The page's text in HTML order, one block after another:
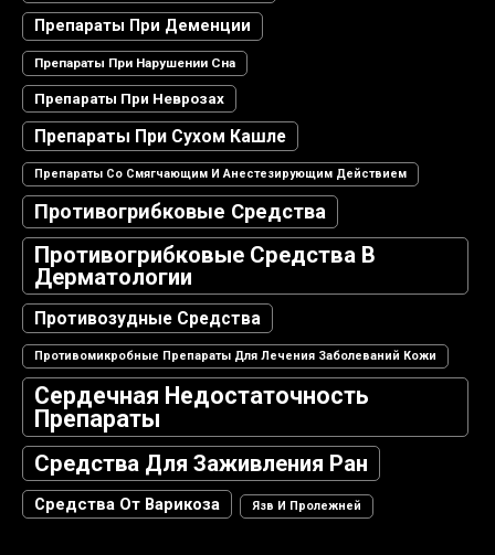
Препараты При Деменции
Препараты При Нарушении Сна
Препараты При Неврозах
Препараты При Сухом Кашле
Препараты Со Смягчающим И Анестезирующим Действием
Противогрибковые Средства
Противогрибковые Средства В
Дерматологии
Противозудные Средства
Противомикробные Препараты Для Лечения Заболеваний Кожи
Сердечная Недостаточность
Препараты
Средства Для Заживления Ран
Средства От Варикоза Язв И Пролежней